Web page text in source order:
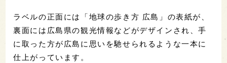
ラベルの正面には「地球の歩き方 広島」の表紙が、
裏面には広島県の観光情報などがデザインされ、手
に取った方が広島に思いを馳せられるような一本に
仕上がっています。